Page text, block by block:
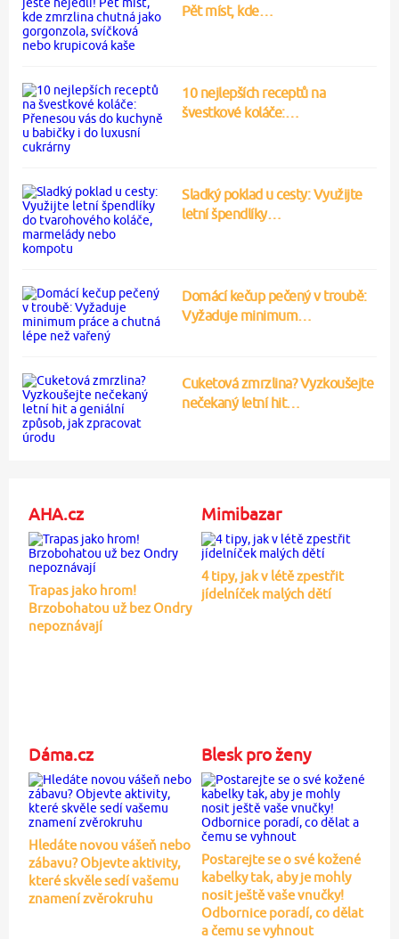
Pět míst, kde…
10 nejlepších receptů na
švestkové koláče:…
Sladký poklad u cesty: Využijte
letní špendlíky…
Domácí kečup pečený v troubě:
Vyžaduje minimum…
Cuketová zmrzlina? Vyzkoušejte
nečekaný letní hit…
AHA.cz
Trapas jako hrom!
Brzobohatou už bez Ondry
nepoznávají
Mimibazar
4 tipy, jak v létě zpestřit
jídelníček malých dětí
Dáma.cz
Hledáte novou vášeň nebo
zábavu? Objevte aktivity,
které skvěle sedí vašemu
znamení zvěrokruhu
Blesk pro ženy
Postarejte se o své kožené
kabelky tak, aby je mohly
nosit ještě vaše vnučky!
Odbornice poradí, co dělat
a čemu se vyhnout